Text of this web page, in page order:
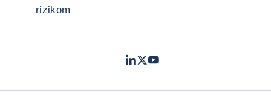
rizikom
LinkedIn
TwitterYoutube